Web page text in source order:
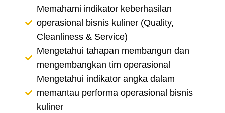
Memahami indikator keberhasilan
operasional bisnis kuliner (Quality,
Cleanliness & Service)
Mengetahui tahapan membangun dan
mengembangkan tim operasional
Mengetahui indikator angka dalam
memantau performa operasional bisnis
kuliner